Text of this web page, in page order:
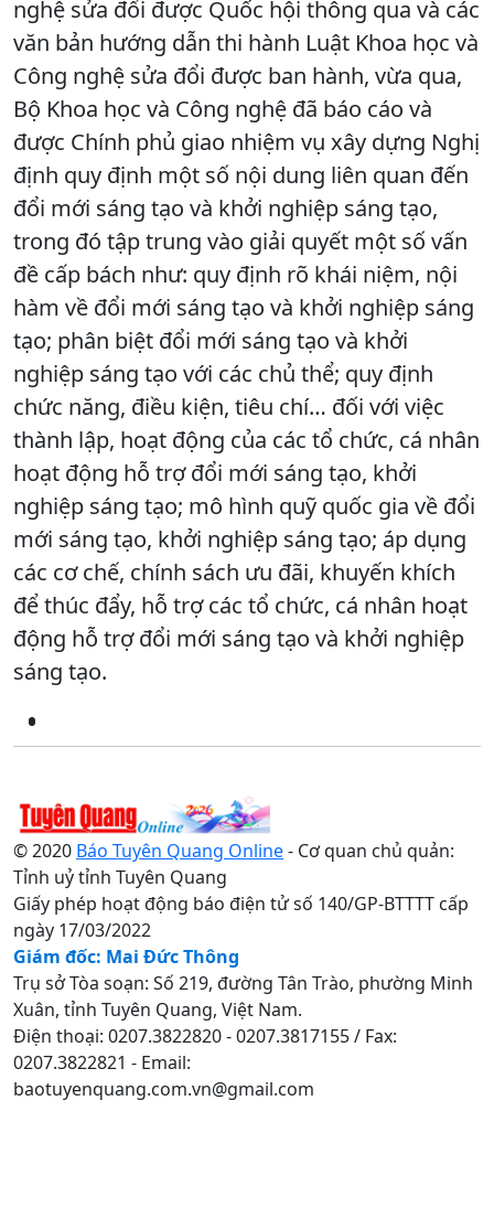
nghệ sửa đổi được Quốc hội thông qua và các
văn bản hướng dẫn thi hành Luật Khoa học và
Công nghệ sửa đổi được ban hành, vừa qua,
Bộ Khoa học và Công nghệ đã báo cáo và
được Chính phủ giao nhiệm vụ xây dựng Nghị
định quy định một số nội dung liên quan đến
đổi mới sáng tạo và khởi nghiệp sáng tạo,
trong đó tập trung vào giải quyết một số vấn
đề cấp bách như: quy định rõ khái niệm, nội
hàm về đổi mới sáng tạo và khởi nghiệp sáng
tạo; phân biệt đổi mới sáng tạo và khởi
nghiệp sáng tạo với các chủ thể; quy định
chức năng, điều kiện, tiêu chí… đối với việc
thành lập, hoạt động của các tổ chức, cá nhân
hoạt động hỗ trợ đổi mới sáng tạo, khởi
nghiệp sáng tạo; mô hình quỹ quốc gia về đổi
mới sáng tạo, khởi nghiệp sáng tạo; áp dụng
các cơ chế, chính sách ưu đãi, khuyến khích
để thúc đẩy, hỗ trợ các tổ chức, cá nhân hoạt
động hỗ trợ đổi mới sáng tạo và khởi nghiệp
sáng tạo.
© 2020 Báo Tuyên Quang Online- Cơ quan chủ quản:
Tỉnh uỷ tỉnh Tuyên Quang
Giấy phép hoạt động báo điện tử số 140/GP-BTTTT cấp
ngày 17/03/2022
Giám đốc: Mai Đức Thông
Trụ sở Tòa soạn: Số 219, đường Tân Trào, phường Minh
Xuân, tỉnh Tuyên Quang, Việt Nam.
Điện thoại: 0207.3822820 - 0207.3817155 / Fax:
0207.3822821 - Email:
baotuyenquang.com.vn@gmail.com